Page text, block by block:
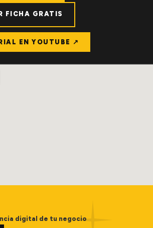
FICHA GRATIS
EN YOUTUBE ↗
digital de tu negocio